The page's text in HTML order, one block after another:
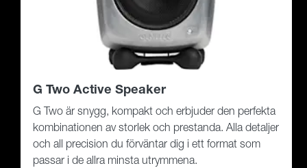
G Two Active Speaker
G Two är snygg, kompakt och erbjuder den perfekta
kombinationen av storlek och prestanda. Alla detaljer
och all precision du förväntar dig i ett format som
passar i de allra minsta utrymmena.